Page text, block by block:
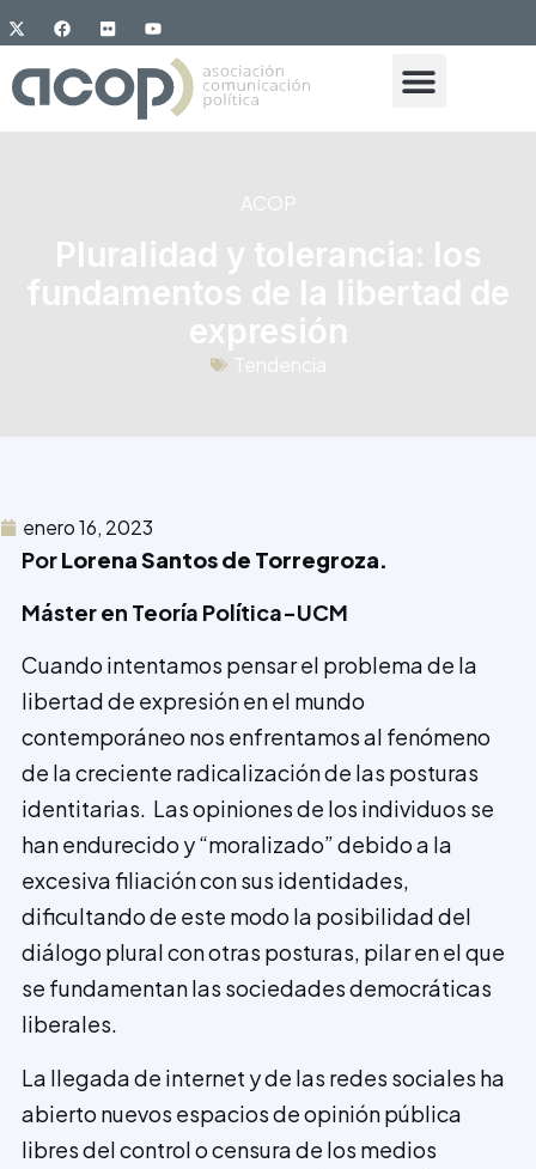
ACOP
Pluralidad y tolerancia: los
fundamentos de la libertad de
expresión
Tendencia
enero 16, 2023
PorLorena Santos de Torregroza.
Máster en Teoría Política-UCM
Cuando intentamos pensar el problema de la
libertad de expresión en el mundo
contemporáneo nos enfrentamos al fenómeno
de la creciente radicalización de las posturas
identitarias. Las opiniones de los individuos se
han endurecido y “moralizado” debido a la
excesiva filiación con sus identidades,
dificultando de este modo la posibilidad del
diálogo plural con otras posturas, pilar en el que
se fundamentan las sociedades democráticas
liberales.
La llegada de internet y de las redes sociales ha
abierto nuevos espacios de opinión pública
libres del control o censura de los medios